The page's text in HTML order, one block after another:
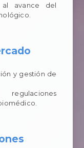
avance del
y gestión de